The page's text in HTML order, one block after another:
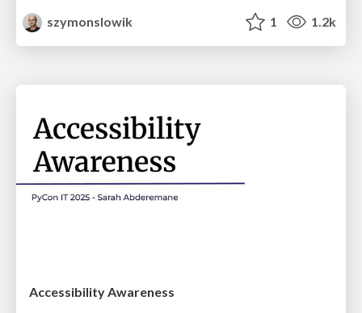
szymonslowik
1 1.2k
Accessibility Awareness